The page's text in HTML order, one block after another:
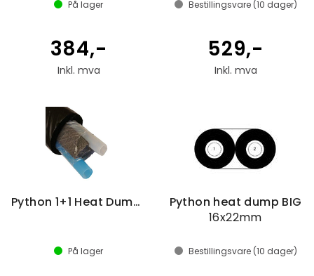
På lager
384,-
Inkl. mva
Bestillingsvare (10 dager)
529,-
Inkl. mva
Python 1+1 Heat Dump, 50m coil
På lager
Python heat dump BIG
16x22mm
Bestillingsvare (10 dager)